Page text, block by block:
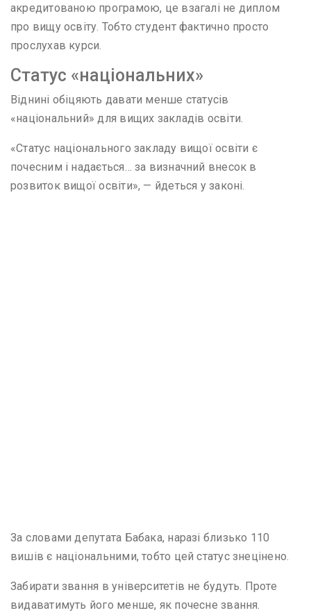
акредитованою програмою, це взагалі не диплом
про вищу освіту. Тобто студент фактично просто
прослухав курси.
Статус «національних»
Віднині обіцяють давати менше статусів
«національний» для вищих закладів освіти.
«Статус національного закладу вищої освіти є
почесним і надається… за визначний внесок в
розвиток вищої освіти», — йдеться у законі.
За словами депутата Бабака, наразі близько 110
вишів є національними, тобто цей статус знецінено.
Забирати звання в університетів не будуть. Проте
видаватимуть його менше, як почесне звання.